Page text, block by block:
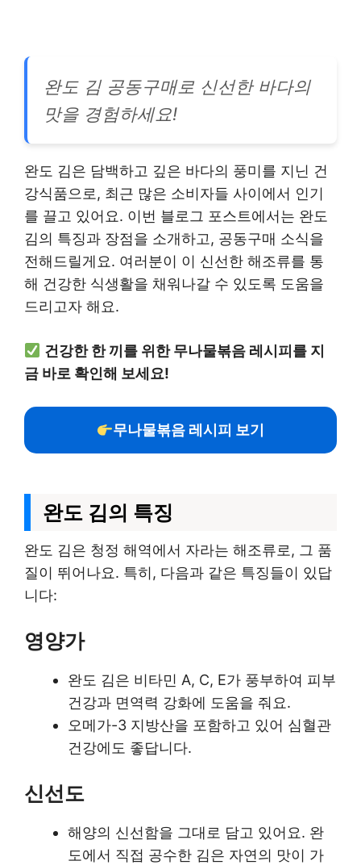
완도 김 공동구매로 신선한 바다의
맛을 경험하세요!
완도 김은 담백하고 깊은 바다의 풍미를 지닌 건
강식품으로, 최근 많은 소비자들 사이에서 인기
를 끌고 있어요. 이번 블로그 포스트에서는 완도
김의 특징과 장점을 소개하고, 공동구매 소식을
전해드릴게요. 여러분이 이 신선한 해조류를 통
해 건강한 식생활을 채워나갈 수 있도록 도움을
드리고자 해요.
건강한 한 끼를 위한 무나물볶음 레시피를 지
금 바로 확인해 보세요!
무나물볶음 레시피 보기
완도 김의 특징
완도 김은 청정 해역에서 자라는 해조류로, 그 품
질이 뛰어나요. 특히, 다음과 같은 특징들이 있답
니다:
영양가
완도 김은 비타민 A, C, E가 풍부하여 피부
건강과 면역력 강화에 도움을 줘요.
오메가-3 지방산을 포함하고 있어 심혈관
건강에도 좋답니다.
신선도
해양의 신선함을 그대로 담고 있어요. 완
도에서 직접 공수한 김은 자연의 맛이 가